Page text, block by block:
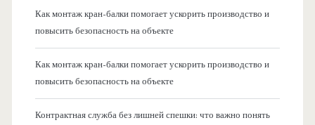
Как монтаж кран-балки помогает ускорить производство и
повысить безопасность на объекте
Как монтаж кран-балки помогает ускорить производство и
повысить безопасность на объекте
Контрактная служба без лишней спешки: что важно понять